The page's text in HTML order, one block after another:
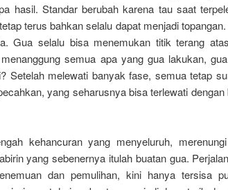
hasil. Standar berubah karena tau saat
terus bahkan selalu dapat menjadi
Gua selalu bisa menemukan titik terang
semua apa yang gua lakukan,
Setelah melewati banyak fase, semua tetap
yang seharusnya bisa terlewati dengan
kehancuran yang menyeluruh,
yang sebenernya itulah buatan gua.
dan pemulihan, kini hanya tersisa